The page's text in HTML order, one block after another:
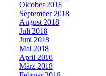
Oktober 2018
September 2018
August 2018
Juli 2018
Juni 2018
Mai 2018
April 2018
März 2018